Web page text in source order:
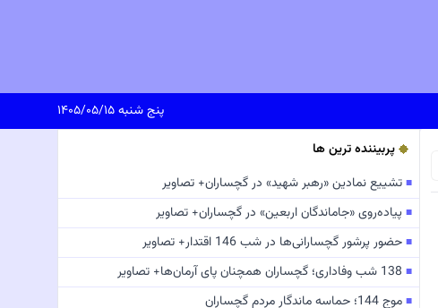
پنج شنبه ۱۴۰۵/۰۵/۱۵
پربیننده ترین ها
■ تشییع نمادین «رهبر شهید» در گچساران+ تصاویر
■ پیاده‌روی «جاماندگان اربعین» در گچساران+ تصاویر
■ حضور پرشور گچسارانی‌ها در شب 146 اقتدار+ تصاویر
■ 138 شب وفاداری؛ گچساران همچنان پای آرمان‌ها+ تصاویر
■ موج 144؛ حماسه ماندگار مردم گچساران